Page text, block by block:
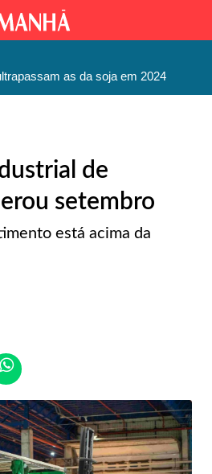
as da soja em 2024
de
setembro
está acima da